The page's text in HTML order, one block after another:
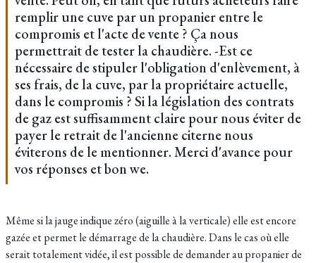
remplir une cuve par un propanier entre le
compromis et l'acte de vente ? Ça nous
permettrait de tester la chaudière. -Est ce
nécessaire de stipuler l'obligation d'enlèvement, à
ses frais, de la cuve, par la propriétaire actuelle,
dans le compromis ? Si la législation des contrats
de gaz est suffisamment claire pour nous éviter de
payer le retrait de l'ancienne citerne nous
éviterons de le mentionner. Merci d'avance pour
vos réponses et bon we.
Même si la jauge indique zéro (aiguille à la verticale) elle est encore
gazée et permet le démarrage de la chaudière. Dans le cas où elle
serait totalement vidée, il est possible de demander au propanier de